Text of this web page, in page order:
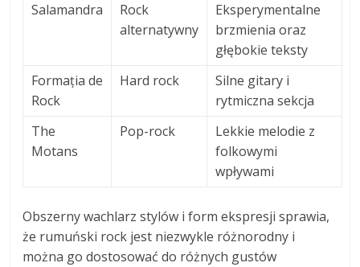
Salamandra
Rock
alternatywny
Eksperymentalne
brzmienia oraz
głębokie teksty
Formația de
Rock
Hard rock
Silne gitary i
rytmiczna sekcja
The
Motans
Pop-rock
Lekkie melodie z
folkowymi
wpływami
Obszerny wachlarz stylów i form ekspresji sprawia,
że rumuński rock jest niezwykle różnorodny i
można go dostosować do różnych gustów